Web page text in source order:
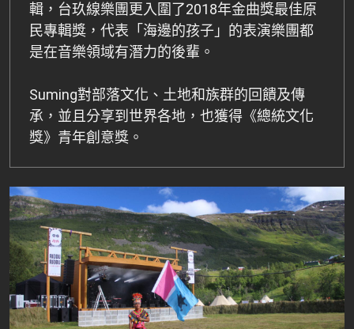
輯，台玖線樂團更入圍了2018年金曲獎最佳原
民專輯獎，代表「海邊的孩子」的表演樂團都
是在音樂領域有潛力的後輩。
Suming對部落文化、土地和族群的回饋及傳
承，並且分享到世界各地，也獲得《總統文化
獎》青年創意獎。